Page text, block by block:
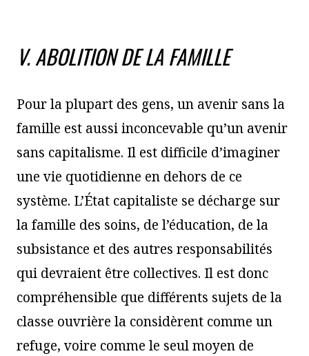
V. ABOLITION DE LA FAMILLE
Pour la plupart des gens, un avenir sans la
famille est aussi inconcevable qu’un avenir
sans capitalisme. Il est difficile d’imaginer
une vie quotidienne en dehors de ce
système. L’État capitaliste se décharge sur
la famille des soins, de l’éducation, de la
subsistance et des autres responsabilités
qui devraient être collectives. Il est donc
compréhensible que différents sujets de la
classe ouvrière la considèrent comme un
refuge, voire comme le seul moyen de